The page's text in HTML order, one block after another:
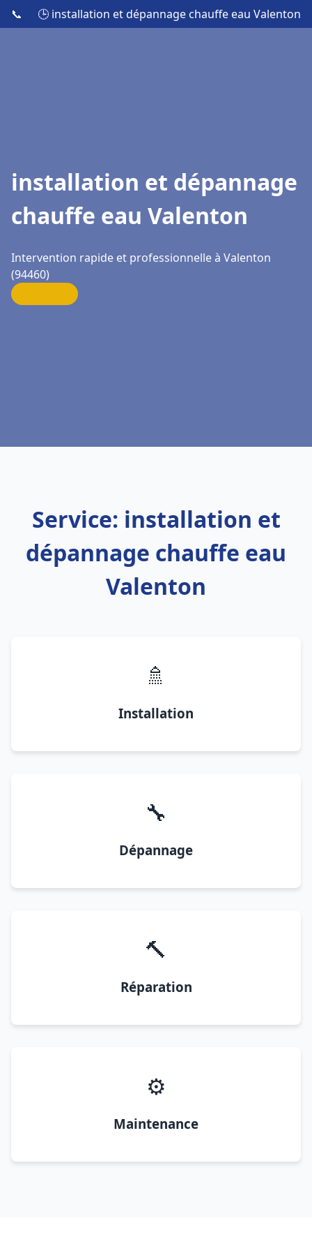
📞 🕒 installation et dépannage chauffe eau Valenton
installation et dépannage
chauffe eau Valenton
Intervention rapide et professionnelle à Valenton
(94460)
Service: installation et
dépannage chauffe eau
Valenton
🚿
Installation
🔧
Dépannage
🔨
Réparation
⚙️
Maintenance